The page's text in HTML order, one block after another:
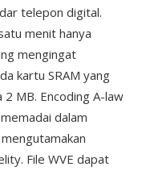
telepon digital.
menit hanya
mengingat
kartu SRAM yang
MB. Encoding A-law
dalam
File WVE dapat